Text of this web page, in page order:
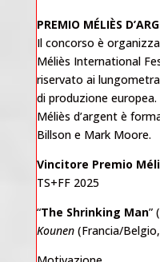
PREMIO MÉLIÈS
Il concorso è
Méliès International
riservato ai
di produzione
Méliès d’argent è
Billson e Mark Moore.
Vincitore Premio
TS+FF 2025
“The Shrinking Man” (
Kounen(Francia/